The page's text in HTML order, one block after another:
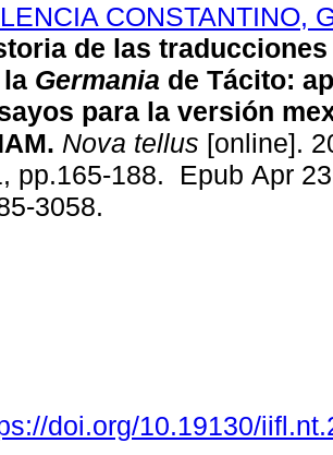
CONSTANTINO,
de las
Germania de Tácito:
para la versión
Nova tellus [online].
pp.165-188. Epub Apr
3058.
doi.org/10.19130/